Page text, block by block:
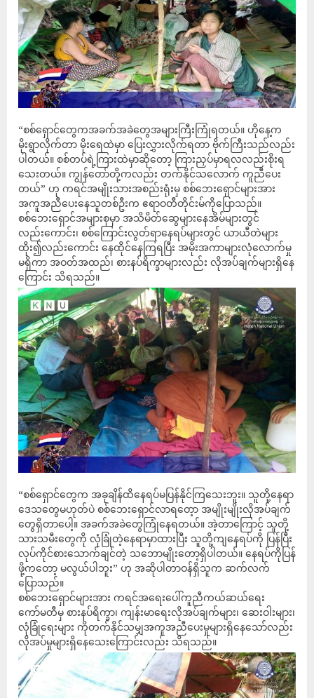
“စစ်ရှောင်တွေကအခက်အခဲတွေအများကြီးကြုံရတယ်။ ဟိုနေ့က
မိုးရွာလိုက်တာ မိုးရေထဲမှာ ပြေးလွှားလိုက်ရတာ ဗိုက်ကြီးသည်လည်း
ပါတယ်။ စစ်တပ်ရဲ့ကြားထဲမှာဆိုတော့ ကြားညှပ်မှာရလလည်းစိုးရ
သေးတယ်။ ကျွန်ဝောာ်တို့ကလည်း တက်နိုင်သလောက် ကူညီပေး
တယ်” ဟု ကရင်အမျိုးသားအစည်းရုံးမှ စစ်ဘေးရှောင်များအား
အကူအညီပေးနေသူတစ်ဦးက ဧရာဝတီတိုင်းမ်ကိုပြောသည်။
စစ်ဘေးရှောင်အများစုမှာ အသိမိတ်ဆွေများနေအိမ်များတွင်
လည်းကောင်း၊ စစ်ကြောင်းလွတ်ရာနေရပ်များတွင် ယာယီတဲများ
ထိုး၍လည်းကောင်း နေထိုင်နေကြရပြီး အမိုးအကာများလုံလောက်မှု
မရှိကာ အဝတ်အထည်၊ စားနပ်ရိက္ခာများလည်း လိုအပ်ချက်များရှိနေ
ကြောင်း သိရသည်။
“စစ်ရှောင်တွေက အခုချိန်ထိနေရပ်မပြန်နိုင်ကြသေးဘူး။ သူတို့နေရာ
ဒေသတွေမဟုတ်ပဲ စစ်ဘေးရှောင်လာရဝော့ာ အမျိုးမျိုးလိုအပ်ချက်
တွေရှိတာပေါ့။ အခက်အခဲတွေကြုံနေရတယ်။ အဲ့တာကြောင့် သူတို့
သားသမီးတွေကို လုံခြုံတဲ့နေရာမှာထားပြီး သူတို့ကျ‌နေရပ်ကို ပြန်ပြီး
လုပ်ကိုင်စားသောက်ချင်တဲ့ သဘောမျိုးတော့ရှိပါတယ်။ နေရပ်ကိုပြန်
ဖို့ကတော့ မလွယ်ပါဘူး” ဟု အဆိုပါတာဝန်ရှိသူက ဆက်လက်
ပြောသည်။
စစ်ဘေးရှောင်များအား ကရင်အရေးပေါ်ကူညီကယ်ဆယ်ရေး
ကော်မတီမှ စားနပ်ရိက္ခာ၊ ကျန်းမာရေးလိုအပ်ချက်များ၊ ဆေးဝါးများ၊
လုံခြုံရေးများ ကိုတက်နိုင်သမျှအကူအညီပေးမှုများရှိနေသော်လည်း
လိုအပ်မှုများရှိနေသေးကြောင်းလည်း သိရသည်။